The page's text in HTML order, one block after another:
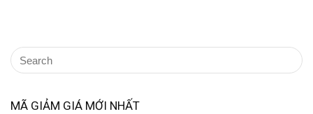
MÃ GIẢM GIÁ MỚI NHẤT